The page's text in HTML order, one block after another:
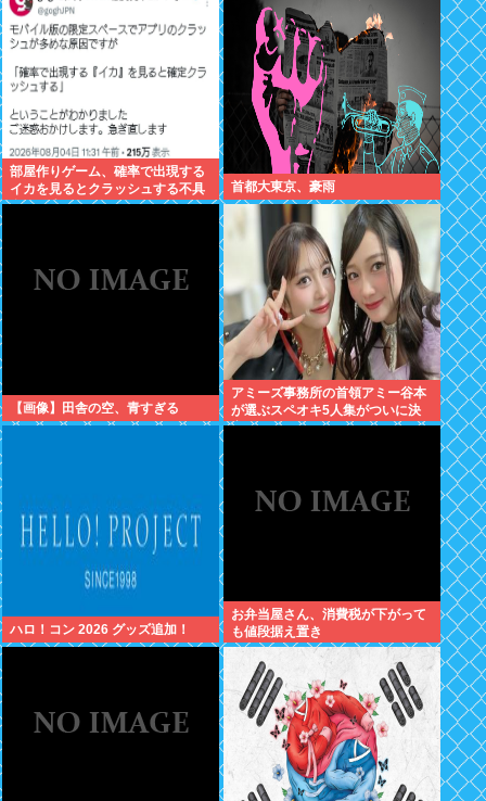
部屋作りゲーム、確率で出現する
イカを見るとクラッシュする不具
合が発生
首都大東京、豪雨
【画像】田舎の空、青すぎる
アミーズ事務所の首領アミー谷本
が選ぶスペオキ5人集がついに決
定してしまう
ハロ！コン 2026 グッズ追加！
お弁当屋さん、消費税が下がって
も値段据え置き